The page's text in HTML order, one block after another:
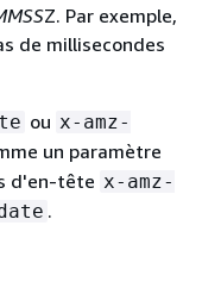
Z. Par exemple,
de millisecondes
ou x-amz-
un paramètre
d'en-tête x-amz-
.